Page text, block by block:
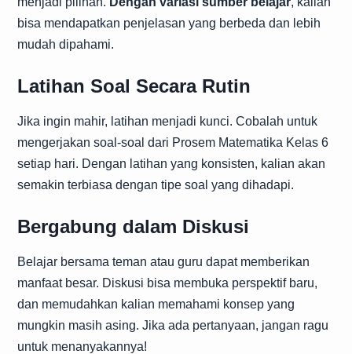
bisa mendapatkan penjelasan yang berbeda dan lebih
mudah dipahami.
Latihan Soal Secara Rutin
Jika ingin mahir, latihan menjadi kunci. Cobalah untuk
mengerjakan soal-soal dari Prosem Matematika Kelas 6
setiap hari. Dengan latihan yang konsisten, kalian akan
semakin terbiasa dengan tipe soal yang dihadapi.
Bergabung dalam Diskusi
Belajar bersama teman atau guru dapat memberikan
manfaat besar. Diskusi bisa membuka perspektif baru,
dan memudahkan kalian memahami konsep yang
mungkin masih asing. Jika ada pertanyaan, jangan ragu
untuk menanyakannya!